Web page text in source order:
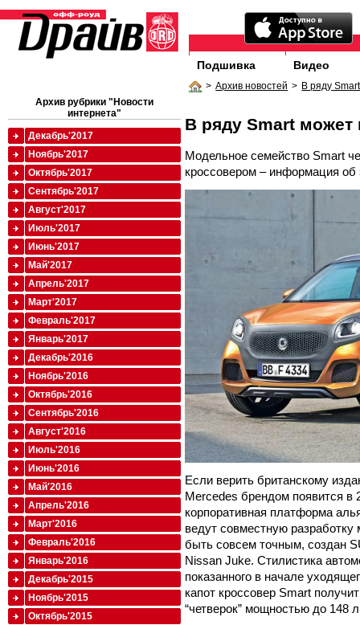
Подшивка Видео
> Архив новостей > В ряду
В ряду Smart может
Модельное семейство Smart
кроссовером – информация
Если верить британскому
Mercedes брендом появится в
корпоративная платформа
ведут совместную
быть совсем точным, создан
Nissan Juke. Стилистика
показанного в начале
капот кроссовер Smart
“четверок” мощностью до 148
Архив рубрики "Новости
интернета"
Декабрь'2017
Ноябрь'2017
Октябрь'2017
Сентябрь'2017
Август'2017
Июль'2017
Июнь'2017
Май'2017
Апрель'2017
Март'2017
Февраль'2017
Январь'2017
Декабрь'2016
Ноябрь'2016
Октябрь'2016
Сентябрь'2016
Август'2016
Июль'2016
Июнь'2016
Май'2016
Апрель'2016
Март'2016
Февраль'2016
Январь'2016
Декабрь'2015
Ноябрь'2015
Октябрь'2015